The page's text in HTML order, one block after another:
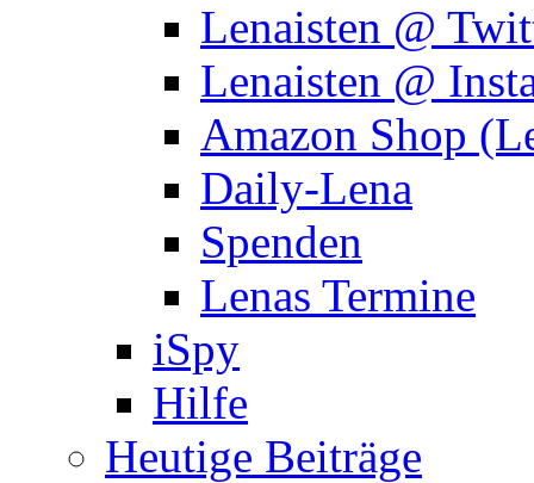
Lenaisten @
Lenaisten @
Amazon Shop
Daily-Lena
Spenden
Lenas Termine
iSpy
Hilfe
Heutige Beiträge